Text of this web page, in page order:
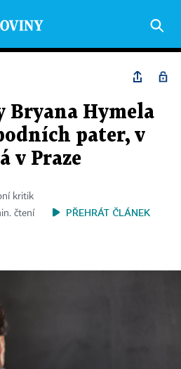
Bryana Hymela
pater, v
v Praze
kritik
čtení
PŘEHRÁT ČLÁNEK